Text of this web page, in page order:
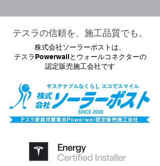
テスラの信頼を、施工品質でも。
株式会社ソーラーポストは、
テスラPowerwallとウォールコネクターの
認定販売施工会社です